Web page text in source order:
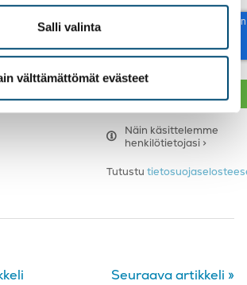
Salli valinta
välttämättömät evästeet
Näin käsittelemme
henkilötietojasi >
Tutustu
Seuraava artikkeli »